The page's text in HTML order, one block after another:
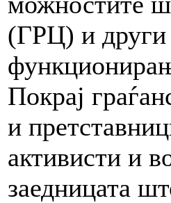
(ГРЦ) и други
Покрај
и
активисти и
заедницата